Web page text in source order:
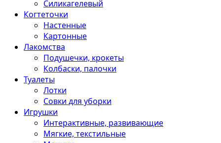
Силикагелевый
Когтеточки
Настенные
Картонные
Лакомства
Подушечки, крокеты
Колбаски, палочки
Туалеты
Лотки
Совки для уборки
Игрушки
Интерактивные, развивающие
Мягкие, текстильные